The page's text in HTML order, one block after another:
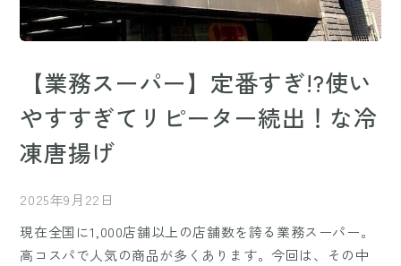
【業務スーパー】定番すぎ!?使い
やすすぎてリピーター続出！な冷
凍唐揚げ
2025年9月22日
現在全国に1,000店舗以上の店舗数を誇る業務スーパー。
高コスパで人気の商品が多くあります。今回は、その中